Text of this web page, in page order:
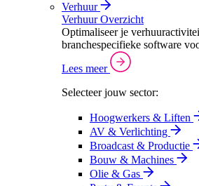
Verhuur
Verhuur Overzicht
Optimaliseer je
branchespecifieke software
Lees meer
Selecteer jouw sector:
Hoogwerkers & Liften
AV & Verlichting
Broadcast & Productie
Bouw & Machines
Olie & Gas